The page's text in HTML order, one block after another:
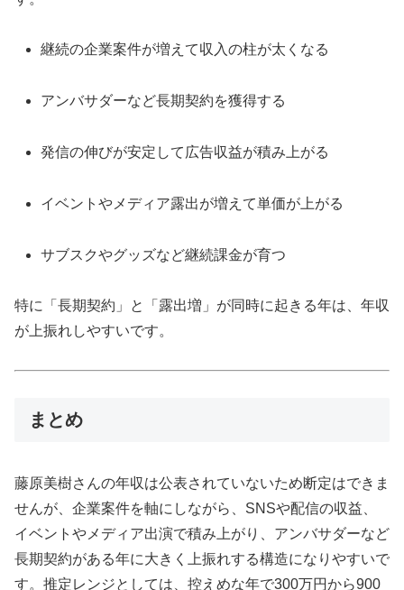
継続の企業案件が増えて収入の柱が太くなる
アンバサダーなど長期契約を獲得する
発信の伸びが安定して広告収益が積み上がる
イベントやメディア露出が増えて単価が上がる
サブスクやグッズなど継続課金が育つ
特に「長期契約」と「露出増」が同時に起きる年は、年収
が上振れしやすいです。
まとめ
藤原美樹さんの年収は公表されていないため断定はできま
せんが、企業案件を軸にしながら、SNSや配信の収益、
イベントやメディア出演で積み上がり、アンバサダーなど
長期契約がある年に大きく上振れする構造になりやすいで
す。推定レンジとしては、控えめな年で300万円から900